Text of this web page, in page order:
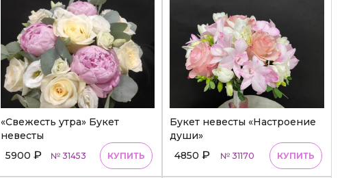
«Свежесть утра» Букет
невесты
5900 ₽ № 31453 КУПИТЬ
Букет невесты «Настроение
души»
4850₽ № 31170 КУПИТЬ